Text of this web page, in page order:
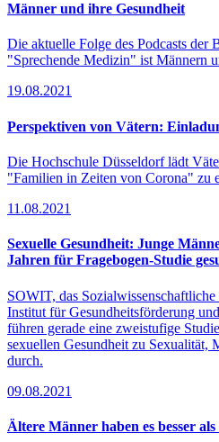
Männer und ihre Gesundheit
Die aktuelle Folge des Podcasts der
"Sprechende Medizin" ist Männern
19.08.2021
Perspektiven von Vätern:
Die Hochschule Düsseldorf lädt
"Familien in Zeiten von Corona" zu
11.08.2021
Sexuelle Gesundheit: Junge
Jahren für Fragebogen-Studie
SOWIT, das
Institut für Gesundheitsförderung
führen gerade eine zweistufige
sexuellen Gesundheit zu Sexualität,
durch.
09.08.2021
Ältere Männer haben es besser